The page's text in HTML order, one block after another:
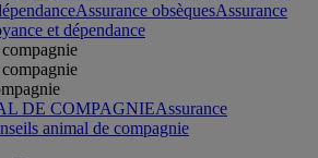
Assurance obsèquesAssurance
et dépendance
DE COMPAGNIEAssurance
animal de compagnie